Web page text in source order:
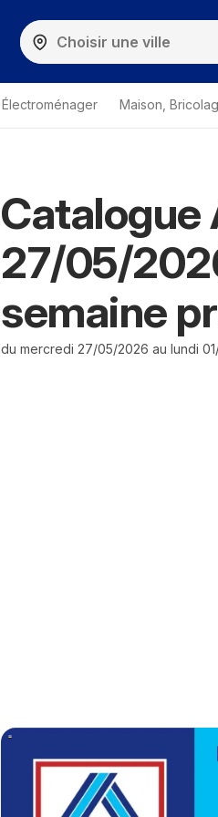
Électroménager Maison,
Catalogue
27/05/
semaine
du mercredi 27/05/2026 au lundi